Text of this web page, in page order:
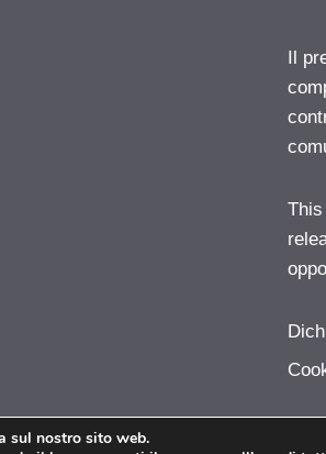
Il
sul nostro sito web.